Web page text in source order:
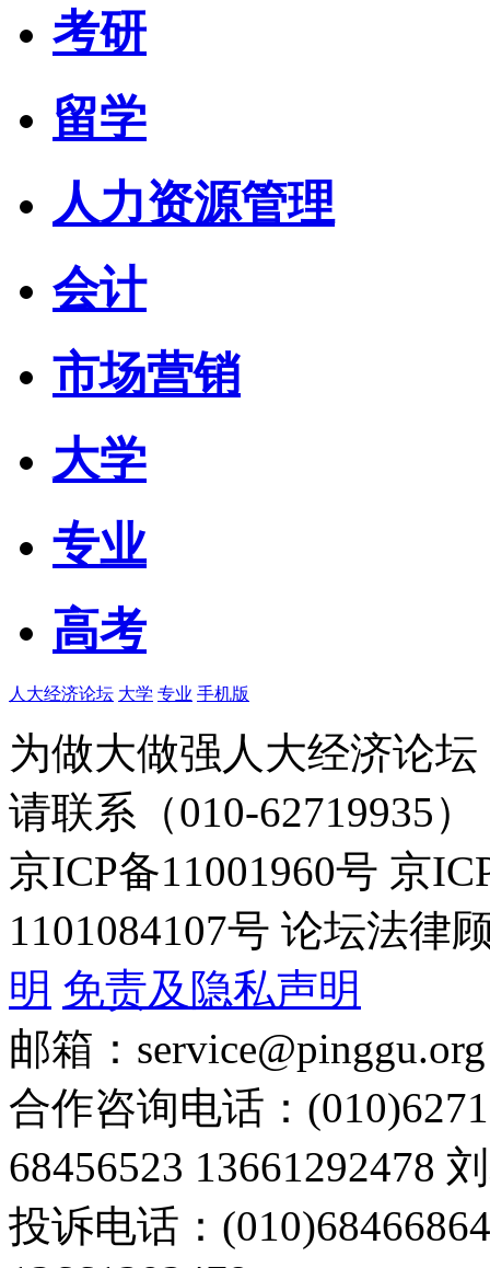
考研
留学
人力资源管理
会计
市场营销
大学
专业
高考
人大经济论坛 大学 专业 手机版
为做大做强人大经济论
请联系（010-62719935）
京ICP备11001960号 京
1101084107号 论坛法律
明 免责及隐私声明
邮箱：service@pinggu.org
合作咨询电话：
68456523 13661292478
投诉电话：